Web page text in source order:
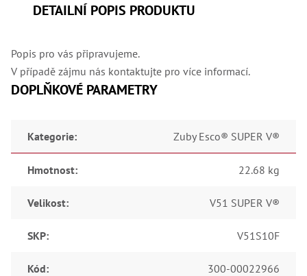
DETAILNÍ POPIS PRODUKTU
Popis pro vás připravujeme.
V případě zájmu nás kontaktujte pro více informací.
DOPLŇKOVÉ PARAMETRY
Kategorie: Zuby Esco® SUPER V®
Hmotnost: 22.68 kg
Velikost: V51 SUPER V®
SKP: V51S10F
Kód: 300-00022966